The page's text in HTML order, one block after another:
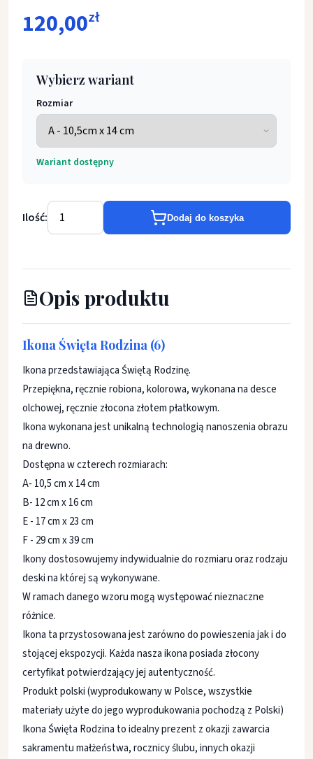
120,00zł
Wybierz wariant
Rozmiar
Wariant dostępny
Ilość: Dodaj do koszyka
Opis produktu
Ikona Święta Rodzina (6)
Ikona przedstawiająca Świętą Rodzinę.
Przepiękna, ręcznie robiona, kolorowa, wykonana na desce
olchowej, ręcznie złocona złotem płatkowym.
Ikona wykonana jest unikalną technologią nanoszenia obrazu
na drewno.
Dostępna w czterech rozmiarach:
A- 10,5 cm x 14 cm
B- 12 cm x 16 cm
E - 17 cm x 23 cm
F - 29 cm x 39 cm
Ikony dostosowujemy indywidualnie do rozmiaru oraz rodzaju
deski na której są wykonywane.
W ramach danego wzoru mogą występować nieznaczne
różnice.
Ikona ta przystosowana jest zarówno do powieszenia jak i do
stojącej ekspozycji. Każda nasza ikona posiada złocony
certyfikat potwierdzający jej autentyczność.
Produkt polski (wyprodukowany w Polsce, wszystkie
materiały użyte do jego wyprodukowania pochodzą z Polski)
Ikona Święta Rodzina to idealny prezent z okazji zawarcia
sakramentu małżeństwa, rocznicy ślubu, innych okazji